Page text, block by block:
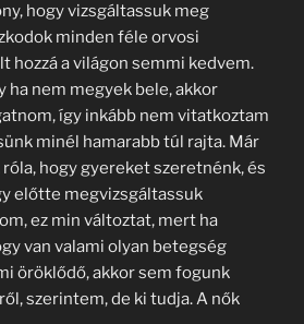
hogy vizsgáltassuk meg
minden féle orvosi
hozzá a világon semmi kedvem.
ha nem megyek bele, akkor
így inkább nem vitatkoztam
minél hamarabb túl rajta. Már
hogy gyereket szeretnénk, és
előtte megvizsgáltassuk
ez min változtat, mert ha
van valami olyan betegség
öröklődő, akkor sem fogunk
szerintem, de ki tudja. A nők